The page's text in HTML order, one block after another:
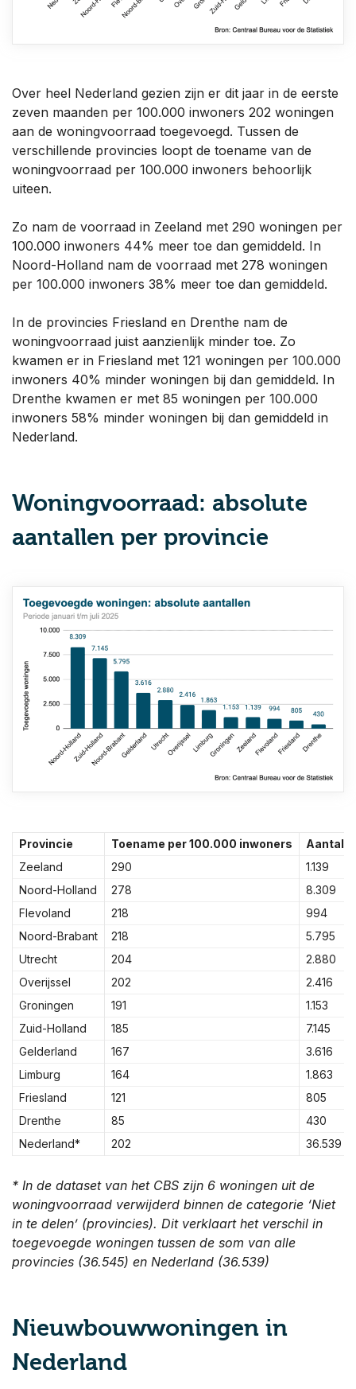
Over heel Nederland gezien zijn er dit jaar in de eerste
zeven maanden per 100.000 inwoners 202 woningen
aan de woningvoorraad toegevoegd. Tussen de
verschillende provincies loopt de toename van de
woningvoorraad per 100.000 inwoners behoorlijk
uiteen.
Zo nam de voorraad in Zeeland met 290 woningen per
100.000 inwoners 44% meer toe dan gemiddeld. In
Noord-Holland nam de voorraad met 278 woningen
per 100.000 inwoners 38% meer toe dan gemiddeld.
In de provincies Friesland en Drenthe nam de
woningvoorraad juist aanzienlijk minder toe. Zo
kwamen er in Friesland met 121 woningen per 100.000
inwoners 40% minder woningen bij dan gemiddeld. In
Drenthe kwamen er met 85 woningen per 100.000
inwoners 58% minder woningen bij dan gemiddeld in
Nederland.
Woningvoorraad: absolute
aantallen per provincie
Provincie Toename per 100.000 inwoners
Aantal
Zeeland
290
1.139
Noord-Holland
278
8.309
Flevoland
218
994
Noord-Brabant
218
5.795
Utrecht
204
2.880
Overijssel
202
2.416
Groningen
191
1.153
Zuid-Holland
185
7.145
Gelderland
167
3.616
Limburg
164
1.863
Friesland
121
805
Drenthe
85
430
Nederland*
202 36.539
* In de dataset van het CBS zijn 6 woningen uit de
woningvoorraad verwijderd binnen de categorie ‘Niet
in te delen’ (provincies). Dit verklaart het verschil in
toegevoegde woningen tussen de som van alle
provincies (36.545) en Nederland (36.539)
Nieuwbouwwoningen in
Nederland